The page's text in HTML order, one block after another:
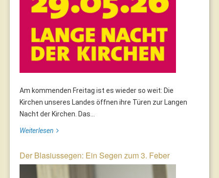
Am kommenden Freitag ist es wieder so weit: Die
Kirchen unseres Landes öffnen ihre Türen zur Langen
Nacht der Kirchen. Das...
Weiterlesen
Der Blasiussegen: Ein Segen zum 3. Feber